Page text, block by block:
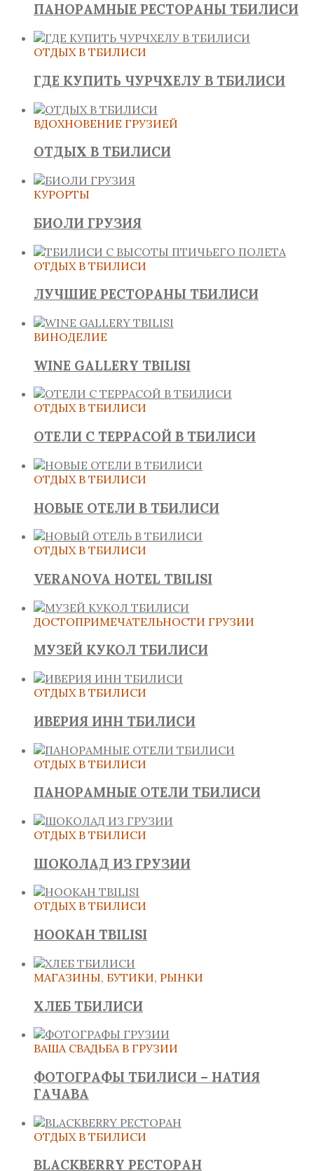
ПАНОРАМНЫЕ РЕСТОРАНЫ ТБИЛИСИ
ОТДЫХ В ТБИЛИСИ
ГДЕ КУПИТЬ ЧУРЧХЕЛУ В ТБИЛИСИ
ВДОХНОВЕНИЕ ГРУЗИЕЙ
ОТДЫХ В ТБИЛИСИ
КУРОРТЫ
БИОЛИ ГРУЗИЯ
ОТДЫХ В ТБИЛИСИ
ЛУЧШИЕ РЕСТОРАНЫ ТБИЛИСИ
ВИНОДЕЛИЕ
WINE GALLERY TBILISI
ОТДЫХ В ТБИЛИСИ
ОТЕЛИ С ТЕРРАСОЙ В ТБИЛИСИ
ОТДЫХ В ТБИЛИСИ
НОВЫЕ ОТЕЛИ В ТБИЛИСИ
ОТДЫХ В ТБИЛИСИ
VERANOVA HOTEL TBILISI
ДОСТОПРИМЕЧАТЕЛЬНОСТИ ГРУЗИИ
МУЗЕЙ КУКОЛ ТБИЛИСИ
ОТДЫХ В ТБИЛИСИ
ИВЕРИЯ ИНН ТБИЛИСИ
ОТДЫХ В ТБИЛИСИ
ПАНОРАМНЫЕ ОТЕЛИ ТБИЛИСИ
ОТДЫХ В ТБИЛИСИ
ШОКОЛАД ИЗ ГРУЗИИ
ОТДЫХ В ТБИЛИСИ
HOOKAH TBILISI
МАГАЗИНЫ, БУТИКИ, РЫНКИ
ХЛЕБ ТБИЛИСИ
ВАША СВАДЬБА В ГРУЗИИ
ФОТОГРАФЫ ТБИЛИСИ – НАТИЯ
ГАЧАВА
ОТДЫХ В ТБИЛИСИ
BLACKBERRY РЕСТОРАН